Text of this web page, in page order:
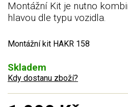
Montážní Kit je nutno
hlavou dle typu vozidla.
Montážní kit HAKR 158
Skladem
Kdy dostanu zboží?